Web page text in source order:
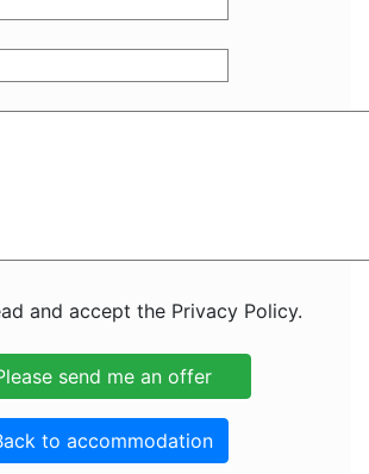
and accept the Privacy Policy.
to accommodation